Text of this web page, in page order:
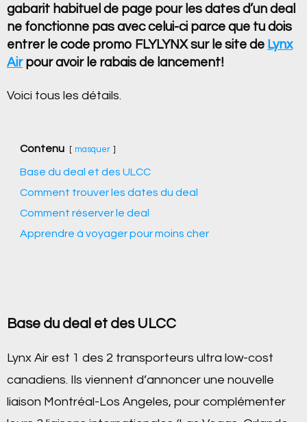
gabarit habituel de page pour les dates d’un deal
ne fonctionne pas avec celui-ci parce que tu dois
entrer le code promo FLYLYNX sur le site de Lynx
Airpour avoir le rabais de lancement!
Voici tous les détails.
Contenu masquer
Base du deal et des ULCC
Comment trouver les dates du deal
Comment réserver le deal
Apprendre à voyager pour moins cher
Base du deal et des ULCC
Lynx Air est 1 des 2 transporteurs ultra low-cost
canadiens. Ils viennent d’annoncer une nouvelle
liaison Montréal-Los Angeles, pour complémenter